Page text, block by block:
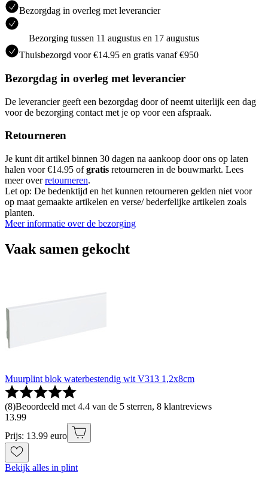
Bezorgdag in overleg met leverancier
Bezorging tussen 11 augustus en 17 augustus
Thuisbezorgd voor €14.95 en gratis vanaf €950
Bezorgdag in overleg met leverancier
De leverancier geeft een bezorgdag door of neemt uiterlijk een dag
voor de bezorging contact met je op voor een afspraak.
Retourneren
Je kunt dit artikel binnen 30 dagen na aankoop door ons op laten
halen voor €14.95 ofgratis retourneren in de bouwmarkt. Lees
meer overretourneren.
Let op: De bedenktijd en het kunnen retourneren gelden niet voor
op maat gemaakte artikelen en verse/ bederfelijke artikelen zoals
planten.
Meer informatie over de bezorging
Vaak samen gekocht
Muurplint blok waterbestendig wit V313 1,2x8cm
(8)Beoordeeld met 4.4 van de 5 sterren, 8 klantreviews
13.99
Prijs: 13.99 euro
Bekijk alles in plint